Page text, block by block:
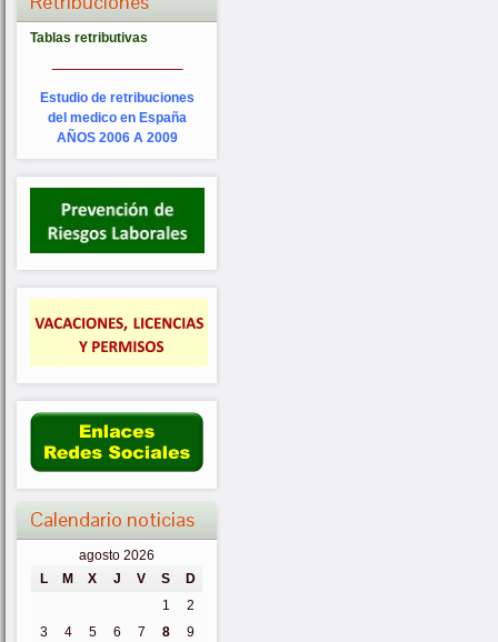
Tablas retributivas
Estudio de retribuciones
del medico en España
AÑOS 2006 A 2009
Calendario noticias
agosto 2026
L
M X J V S
D
1
2
3
4 5 6 7 8
9